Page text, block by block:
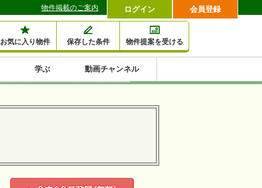
お気に入り物件 保存した条件 物件提案を受ける
学ぶ 動画チャンネル
ログイン 会員登録
物件掲載のご案内